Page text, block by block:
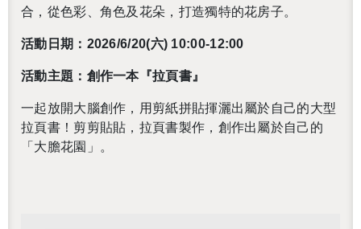
合，從色彩、角⾊及花朵，打造獨特的花房子。
活動日期：2026/6/20(六) 10:00-12:00
活動主題：創作一本『拉頁書』
一起放開大腦創作，用剪紙拼貼揮灑出屬於自己的大型
拉頁書！剪剪貼貼，拉頁書製作，創作出屬於自己的
「大膽花園」。